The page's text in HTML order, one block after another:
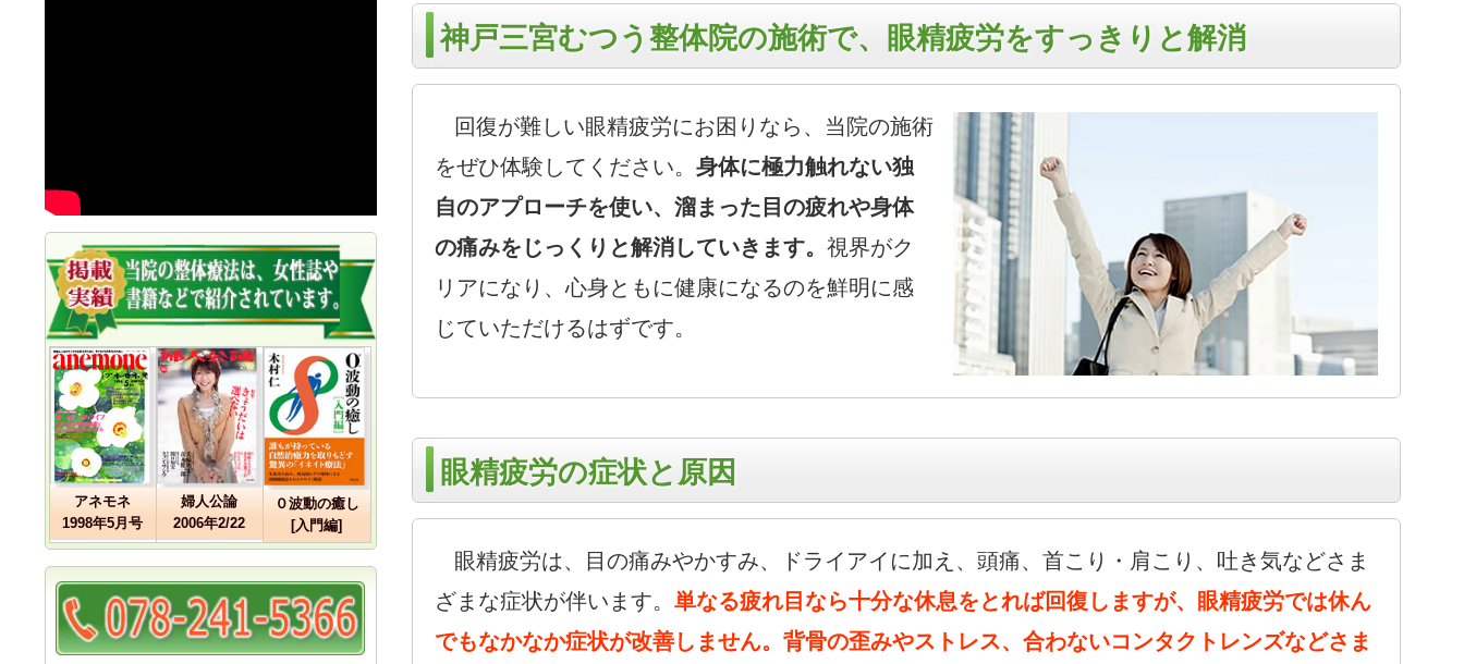
神戸三宮むつう整体院の施術で、眼精疲労をすっきりと解消
回復が難しい眼精疲労にお困りなら、当院の施術
をぜひ体験してください。 身体に極力触れない独
自のアプローチを使い、溜まった目の疲れや身体
の痛みをじっくりと解消していきます。 視界がク
リアになり、心身ともに健康になるのを鮮明に感
じていただけるはずです。
眼精疲労の症状と原因
眼精疲労は、目の痛みやかすみ、ドライアイに加え、頭痛、首こり・肩こり、吐き気などさま
ざまな症状が伴います。 単なる疲れ目なら十分な休息をとれば回復しますが、眼精疲労では休ん
でもなかなか症状が改善しません。背骨の歪みやストレス、合わないコンタクトレンズなどさま
アネモネ
1998年5月号
婦人公論
2006年2/22
０波動の癒し
[入門編]